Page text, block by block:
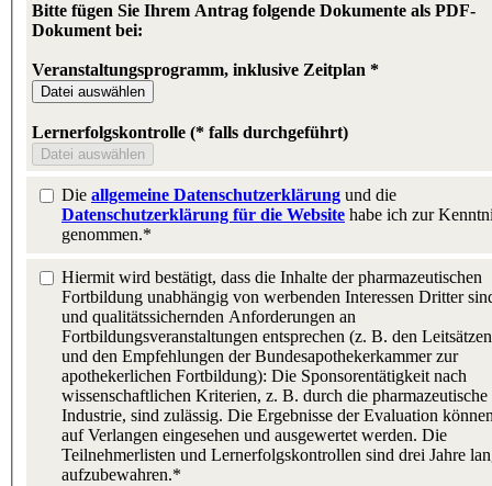
Bitte fügen Sie Ihrem Antrag folgende Dokumente als PDF-
Dokument bei:
Veranstaltungsprogramm, inklusive Zeitplan *
Lernerfolgskontrolle (* falls durchgeführt)
Die allgemeine Datenschutzerklärung und die
Datenschutzerklärung für die Website habe ich zur
genommen.*
Hiermit wird bestätigt, dass die Inhalte der pharmazeutischen
Fortbildung unabhängig von werbenden Interessen Dritter
und qualitätssichernden Anforderungen an
Fortbildungsveranstaltungen entsprechen (z. B. den Leitsätzen
und den Empfehlungen der Bundesapothekerkammer zur
apothekerlichen Fortbildung): Die Sponsorentätigkeit nach
wissenschaftlichen Kriterien, z. B. durch die pharmazeutische
Industrie, sind zulässig. Die Ergebnisse der Evaluation
auf Verlangen eingesehen und ausgewertet werden. Die
Teilnehmerlisten und Lernerfolgskontrollen sind drei Jahre
aufzubewahren.*